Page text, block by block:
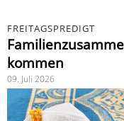
FREITAGSPREDIGT
kommen
09. Juli 2026